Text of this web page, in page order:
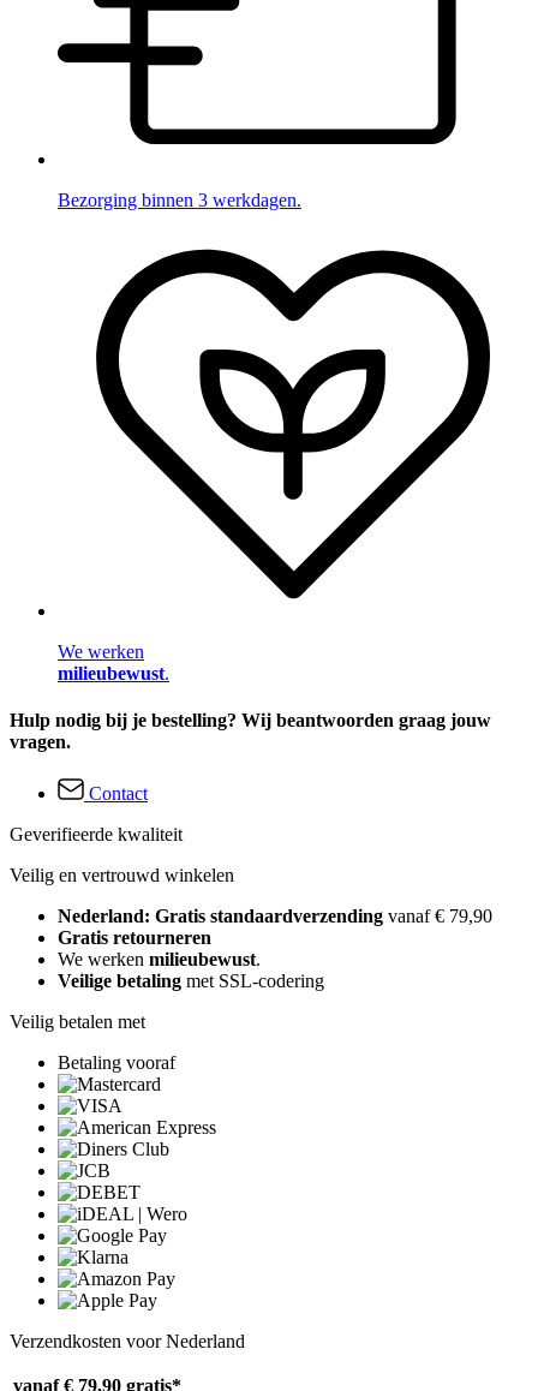
Bezorging binnen 3 werkdagen.
We werken
milieubewust.
Hulp nodig bij je bestelling? Wij beantwoorden graag jouw
vragen.
Contact
Geverifieerde kwaliteit
Veilig en vertrouwd winkelen
Nederland: Gratis standaardverzending vanaf € 79,90
Gratis retourneren
We werken milieubewust.
Veilige betaling met SSL-codering
Veilig betalen met
Betaling vooraf
Verzendkosten voor Nederland
vanaf € 79,90 gratis*